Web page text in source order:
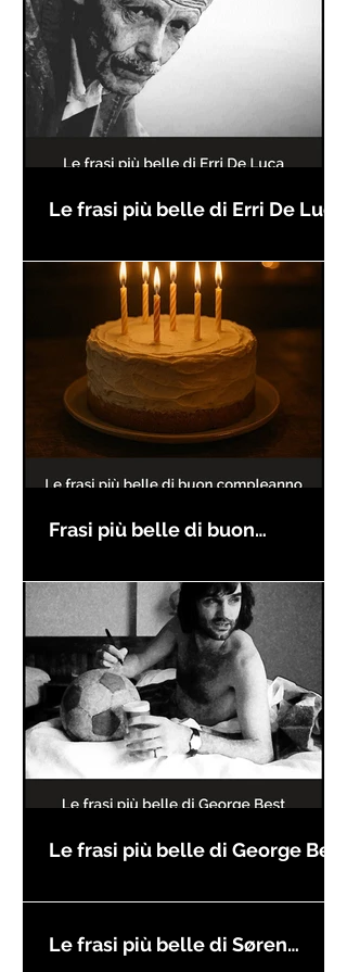
Le frasi più belle di Erri De Luca
Frasi più belle di buon
Le frasi più belle di George Best
Le frasi più belle di Søren